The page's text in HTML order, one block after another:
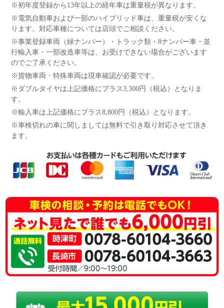
※初年度登録から13年以上の経年車は重量税が異なります。
※電気自動車および一部のハイブリッド車は、重量税が安くな
ります。対応車種については店頭でご相談ください。
※事業登録車両（緑ナンバー）・トラック類・8ナンバー車・並
行輸入車・一部改造車等は、お受けできない場合がございます
のでご了承ください。
※貨物車両・特殊車両は現車確認が必要です。
※ダブルタイヤは上記価格にプラス3,300円（税込）となりま
す。
※輸入車は上記価格にプラス8,800円（税込）となります。
※車検切れの車に関しましては無料で引き取り対応させて頂き
ます。